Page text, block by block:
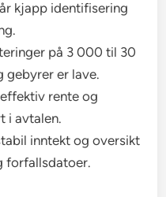
kjapp identifisering
på 3 000 til 30
gebyrer er lave.
rente og
i avtalen.
inntekt og oversikt
forfallsdatoer.